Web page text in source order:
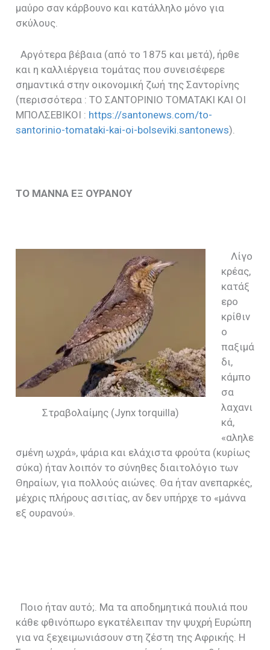
μαύρο σαν κάρβουνο και κατάλληλο μόνο για
σκύλους.
Αργότερα βέβαια (από το 1875 και μετά), ήρθε
και η καλλιέργεια τομάτας που συνεισέφερε
σημαντικά στην οικονομική ζωή της Σαντορίνης
(περισσότερα : ΤΟ ΣΑΝΤΟΡΙΝΙΟ ΤΟΜΑΤΑΚΙ ΚΑΙ ΟΙ
ΜΠΟΛΣΕΒΙΚΟΙ : https://santonews.com/to-
santorinio-tomataki-kai-oi-bolseviki.santonews).
ΤΟ ΜΑΝΝΑ ΕΞ ΟΥΡΑΝΟΥ
Στραβολαίμης (Jynx torquilla)
Λίγο
κρέας,
κατάξ
ερο
κρίθιν
ο
παξιμά
δι,
κάμπο
σα
λαχανι
κά,
«αληλε
σμένη ωχρά», ψάρια και ελάχιστα φρούτα (κυρίως
σύκα) ήταν λοιπόν το σύνηθες διαιτολόγιο των
Θηραίων, για πολλούς αιώνες. Θα ήταν ανεπαρκές,
μέχρις πλήρους ασιτίας, αν δεν υπήρχε το «μάννα
εξ ουρανού».
Ποιο ήταν αυτό;. Μα τα αποδημητικά πουλιά που
κάθε φθινόπωρο εγκατέλειπαν την ψυχρή Ευρώπη
για να ξεχειμωνιάσουν στη ζέστη της Αφρικής. Η